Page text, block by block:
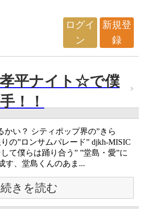
ログイ
ン
新規登
録
平ナイト☆で僕
！！
かい？ シティポップ界の”きら
の”ロンサムパレード” djkh-MISIC
て僕らは踊り合う” ”堂島・愛”に
す、堂島くんのあま...
続きを読む